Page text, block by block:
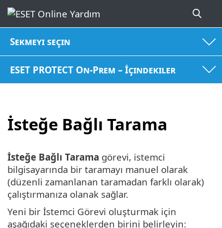
Sekmeyi seçin
ESET PROTECT On-Prem – İçindekiler
İsteğe Bağlı Tarama
İsteğe Bağlı Tarama görevi, istemci
bilgisayarında bir taramayı manuel olarak
(düzenli zamanlanan taramadan farklı olarak)
çalıştırmanıza olanak sağlar.
Yeni bir İstemci Görevi oluşturmak için
aşağıdaki seçeneklerden birini belirleyin: